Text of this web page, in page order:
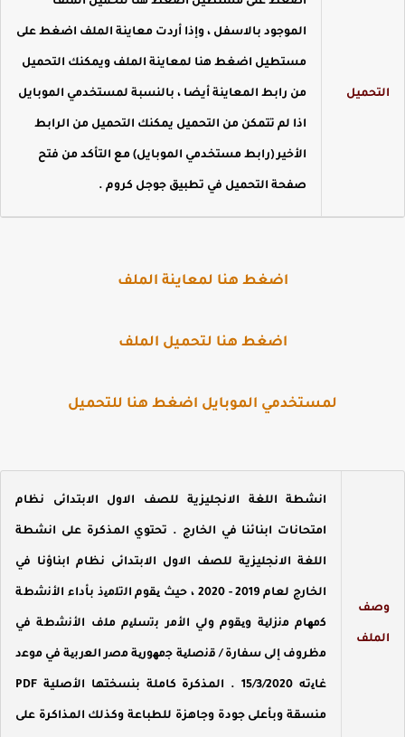
التحميل
الموجود بالاسفل ، وإذا أردت معاينة الملف اضغط على
مستطيل اضغط هنا لمعاينة الملف ويمكنك التحميل
من رابط المعاينة أيضا ، بالنسبة لمستخدمي الموبايل
اذا لم تتمكن من التحميل يمكنك التحميل من الرابط
الأخير (رابط مستخدمي الموبايل) مع التأكد من فتح
صفحة التحميل في تطبيق جوجل كروم .
اضغط هنا لمعاينة الملف
اضغط هنا لتحميل الملف
لمستخدمي الموبايل اضغط هنا للتحميل
وصف
الملف
انشطة اللغة الانجليزية للصف الاول الابتدائى نظام
امتحانات ابنائنا في الخارج . تحتوي المذكرة على انشطة
اللغة الانجليزية للصف الاول الابتدائى نظام ابناؤنا في
الخارج لعام 2019 - 2020 ، حيث ﯾﻘوم اﻟﺗﻠﻣﯾذ ﺑﺄداء اﻷﻧﺷطﺔ
ﻛﻣﮭﺎم ﻣﻧزﻟﯾﺔ وﯾﻘوم وﻟﻲ اﻷﻣر ﺑﺗﺳﻠﯾم ﻣﻠف اﻷﻧﺷطﺔ ﻓﻲ
ﻣظروف إﻟﻰ ﺳﻔﺎرة / ﻗﻧﺻﻠﯾﺔ ﺟﻣﮭورﯾﺔ ﻣﺻر اﻟﻌرﺑﯾﺔ ﻓﻲ ﻣوﻋد
ﻏﺎﯾته 15/3/2020 . المذكرة كاملة بنسختها الأصلية PDF
منسقة وبأعلى جودة وجاهزة للطباعة وكذلك المذاكرة على